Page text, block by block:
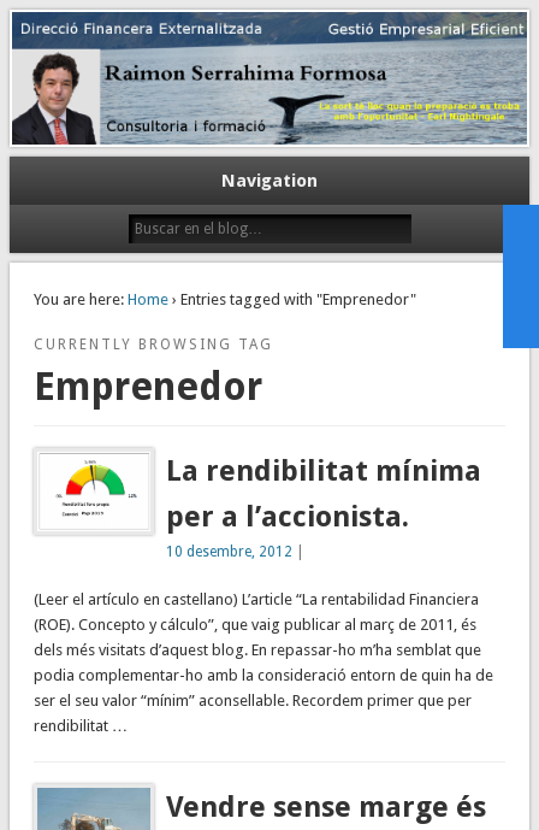
Dirección financiera de la PyME
Gestión empresarial eficiente. Dirección financiera externalizada.
Navigation
You are here: Home› Entries tagged with "Emprenedor"
CURRENTLY BROWSING TAG
Emprenedor
La rendibilitat mínima
per a l’accionista.
10 desembre, 2012
(Leer el artículo en castellano) L’article “La rentabilidad Financiera
(ROE). Concepto y cálculo”, que vaig publicar al març de 2011, és
dels més visitats d’aquest blog. En repassar-ho m’ha semblat que
podia complementar-ho amb la consideració entorn de quin ha de
ser el seu valor “mínim” aconsellable. Recordem primer que per
rendibilitat …
Vendre sense marge és